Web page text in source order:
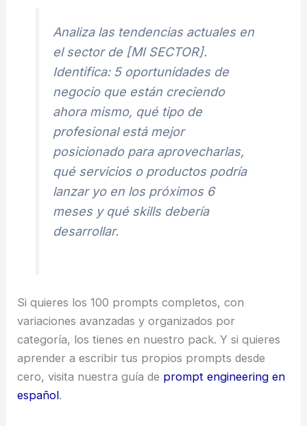
Analiza las tendencias actuales en
el sector de [MI SECTOR].
Identifica: 5 oportunidades de
negocio que están creciendo
ahora mismo, qué tipo de
profesional está mejor
posicionado para aprovecharlas,
qué servicios o productos podría
lanzar yo en los próximos 6
meses y qué skills debería
desarrollar.
Si quieres los 100 prompts completos, con
variaciones avanzadas y organizados por
categoría, los tienes en nuestro pack. Y si quieres
aprender a escribir tus propios prompts desde
cero, visita nuestra guía de prompt engineering en
español.